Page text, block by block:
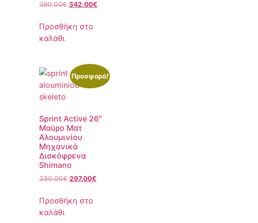
380.00€ 342.00€
Προσθήκη στο
καλάθι
Προσφορά!
Sprint Active 26″
Μαύρο Ματ
Αλουμινίου
Μηχανικά
Δισκόφρενα
Shimano
330.00€ 297.00€
Προσθήκη στο
καλάθι